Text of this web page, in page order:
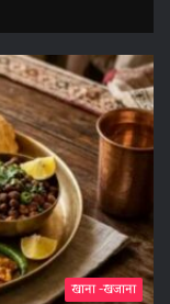
खाना -खजाना